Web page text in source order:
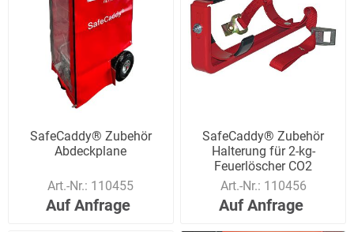
SafeCaddy® Zubehör
Abdeckplane
Art.-Nr.: 110455
Auf Anfrage
SafeCaddy® Zubehör
Halterung für 2-kg-
Feuerlöscher CO2
Art.-Nr.: 110456
Auf Anfrage